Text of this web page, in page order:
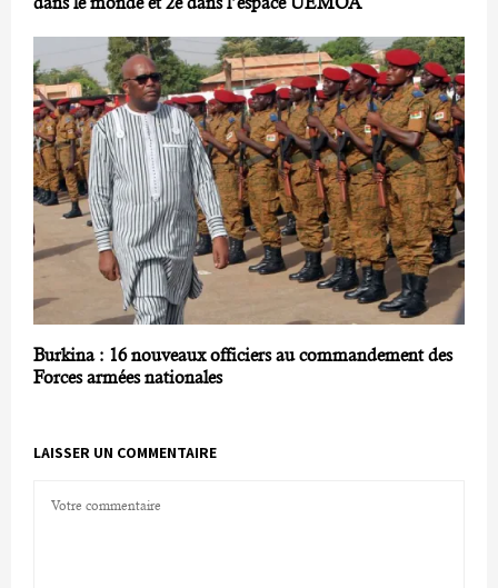
Burkina : 16 nouveaux officiers au commandement des
Forces armées nationales
LAISSER UN COMMENTAIRE